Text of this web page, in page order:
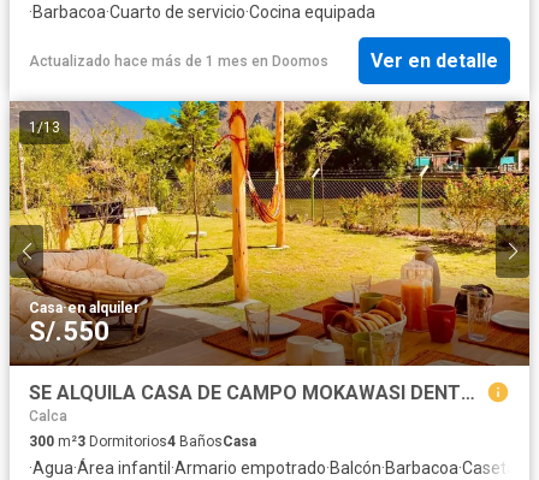
·Barbacoa·Cuarto de servicio·Cocina equipada
Actualizado hace más de 1 mes en Doomos Ver en detalle
1/13
Casa·en alquiler
S/.550
SE ALQUILA CASA DE CAMPO MOKAWASI DENTRO DE CONDOMINIO EN URUBAMBA DISTRITO DE CALCA EN CUSCO
Calca
300 m²3 Dormitorios4 BañosCasa
·Agua·Área infantil ·Armario empotrado·Balcón·Barbacoa·Caseta